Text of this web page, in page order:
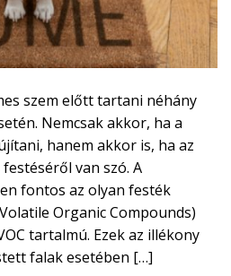
szem előtt tartani néhány
Nemcsak akkor, ha a
hanem akkor is, ha az
van szó. A
fontos az olyan festék
Organic Compounds)
tartalmú. Ezek az illékony
falak esetében […]